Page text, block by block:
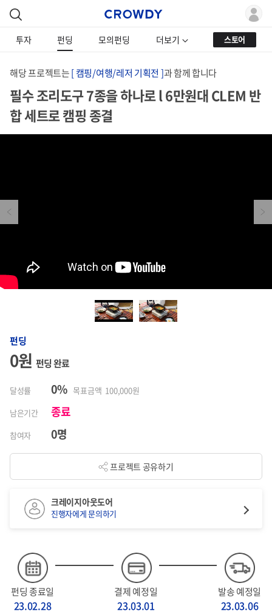
투자 펀딩 모의펀딩 더보기 스토어
해당 프로젝트는[ 캠핑/여행/레저 기획전 ]과 함께 합니다
필수 조리도구 7종을 하나로 l 6만원대 CLEM 반
합 세트로 캠핑 종결
Previous Next
펀딩
0원 펀딩 완료
달성률 0% 목표금액 100,000원
남은기간
종료
참여자 0명
프로젝트 공유하기
펀딩 종료일
23.02.28
결제 예정일
23.03.01
발송 예정일
23.03.06
크레이지아웃도어
진행자에게 문의하기